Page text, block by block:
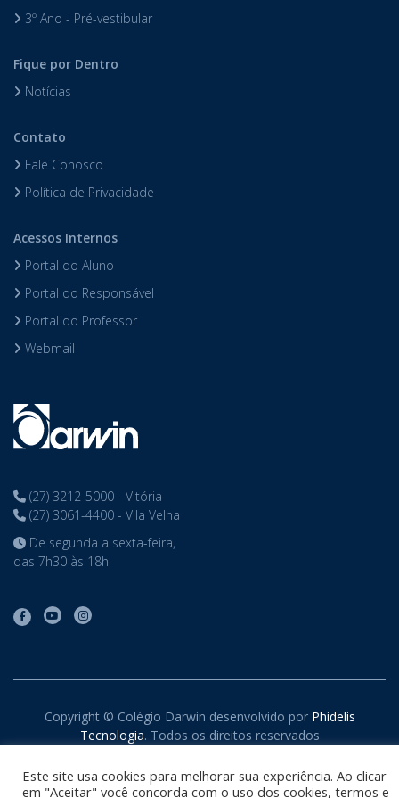
3º Ano - Pré-vestibular
Fique por Dentro
Notícias
Contato
Fale Conosco
Política de Privacidade
Acessos Internos
Portal do Aluno
Portal do Responsável
Portal do Professor
Webmail
(27) 3212-5000 - Vitória
(27) 3061-4400 - Vila Velha
De segunda a sexta-feira,
das 7h30 às 18h
Copyright © Colégio Darwin desenvolvido por Phidelis
Tecnologia. Todos os direitos reservados
Este site usa cookies para melhorar sua experiência. Ao clicar
em "Aceitar" você concorda com o uso dos cookies, termos e